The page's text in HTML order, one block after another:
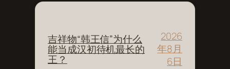
吉祥物“韩王信”为什么
能当成汉初待机最长的
王？
2026
年8月
6日